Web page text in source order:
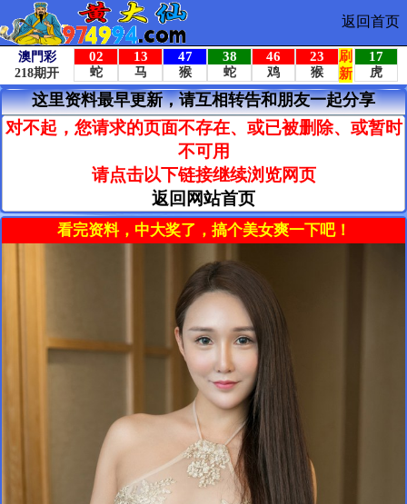
返回首页
这里资料最早更新，请互相转告和朋友一起分享
对不起，您请求的页面不存在、或已被删除、或暂时
不可用
请点击以下链接继续浏览网页
返回网站首页
看完资料，中大奖了，搞个美女爽一下吧！